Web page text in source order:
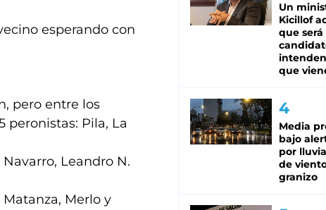
esperando con
pero entre los
peronistas: Pila, La
Leandro N.
Merlo y
Un
Kicillof
que será
que
Media
bajo
por
de
granizo